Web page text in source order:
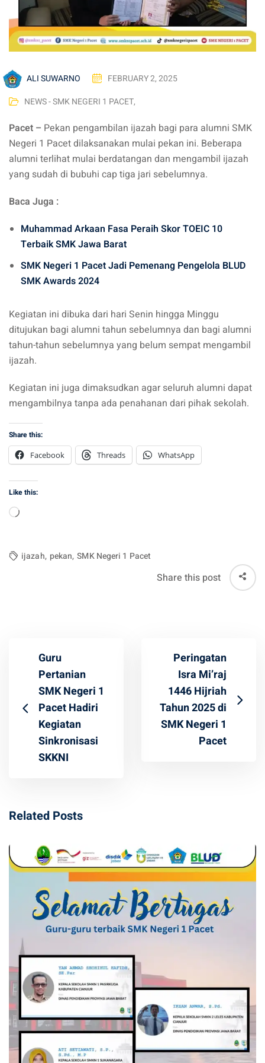
ALI SUWARNO
FEBRUARY 2, 2025
NEWS - SMK NEGERI 1 PACET,
Pacet – Pekan pengambilan ijazah bagi para alumni SMK
Negeri 1 Pacet dilaksanakan mulai pekan ini. Beberapa
alumni terlihat mulai berdatangan dan mengambil ijazah
yang sudah di bubuhi cap tiga jari sebelumnya.
Baca Juga :
Muhammad Arkaan Fasa Peraih Skor TOEIC 10
Terbaik SMK Jawa Barat
SMK Negeri 1 Pacet Jadi Pemenang Pengelola BLUD
SMK Awards 2024
Kegiatan ini dibuka dari hari Senin hingga Minggu
ditujukan bagi alumni tahun sebelumnya dan bagi alumni
tahun-tahun sebelumnya yang belum sempat mengambil
ijazah.
Kegiatan ini juga dimaksudkan agar seluruh alumni dapat
mengambilnya tanpa ada penahanan dari pihak sekolah.
Share this:
Facebook
Threads WhatsApp
Like this:
Loading…
ijazah, pekan, SMK Negeri 1 Pacet
Share this post
Guru
Pertanian
SMK Negeri 1
Pacet Hadiri
Kegiatan
Sinkronisasi
SKKNI
Peringatan
Isra Mi’raj
1446 Hijriah
Tahun 2025 di
SMK Negeri 1
Pacet
Related Posts